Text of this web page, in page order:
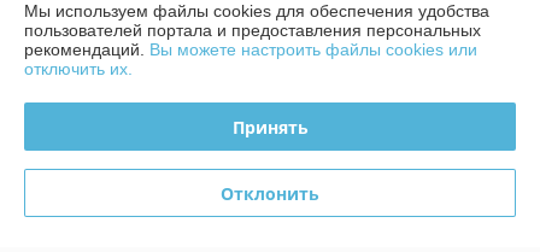
Доставка и оплата
График работы
Политика обработки cookies
Мы используем файлы cookies для обеспечения удобства
пользователей портала и предоставления персональных
рекомендаций. Вы можете настроить файлы cookies или
отключить их.
Принять
Отклонить